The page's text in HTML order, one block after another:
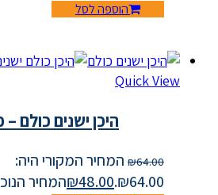
הוספה לסל
Quick View
היכן ישנים כולם
₪64.00
המחיר המקורי היה:
₪64.00.
₪48.00 המחיר הנוכחי